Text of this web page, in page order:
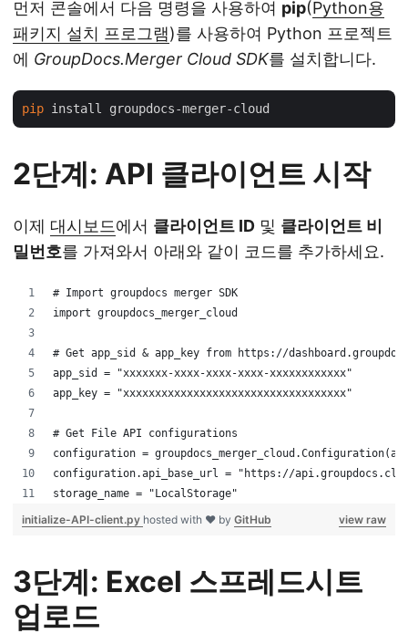
먼저 콘솔에서 다음 명령을 사용하여 pip(Python용
패키지 설치 프로그램)를 사용하여 Python 프로젝트
에 GroupDocs.Merger Cloud SDK를 설치합니다.
pip
2단계: API 클라이언트 시작
이제 대시보드에서 클라이언트 ID 및 클라이언트 비
밀번호를 가져와서 아래와 같이 코드를 추가하세요.
# Import groupdocs merger SDK
import groupdocs_merger_cloud
# Get app_sid & app_key from https://
app_sid = "xxxxxxx-xxxx-xxxx-xxxx-xxxxxxxxxxxx"
app_key = "xxxxxxxxxxxxxxxxxxxxxxxxxxxxxxxxxxx"
# Get File API configurations
configuration =
configuration.api_base_url = "https://
storage_name = "LocalStorage"
view raw
initialize-API-client.py hosted with ❤ by GitHub
3단계: Excel 스프레드시트
업로드